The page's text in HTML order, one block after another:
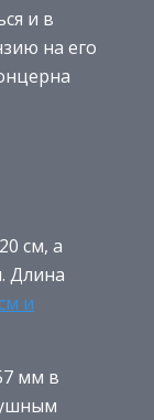
и в
на его
см, а
Длина
и
мм в